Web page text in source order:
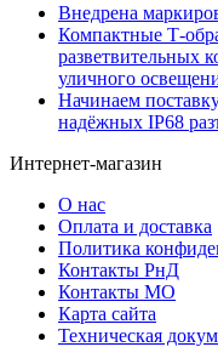
Внедрена
Компактные Т-
разветвительных
уличного
Начинаем
надёжных IP68
Интернет-магазин
О нас
Оплата и доставка
Политика
Контакты РнД
Контакты МО
Карта сайта
Техническая